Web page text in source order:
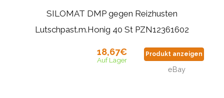
SILOMAT DMP gegen Reizhusten
Lutschpast.m.Honig 40 St PZN12361602
18,67€
Auf Lager
Produkt anzeigen
eBay